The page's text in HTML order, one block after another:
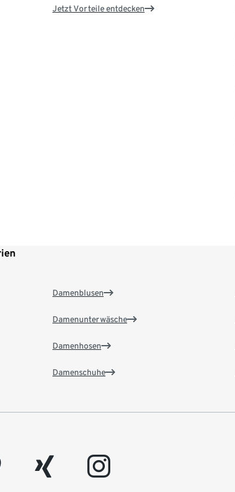
Jetzt Vorteile entdecken
Damenblusen
Damenunterwäsche
Damenhosen
Damenschuhe
xing instagram